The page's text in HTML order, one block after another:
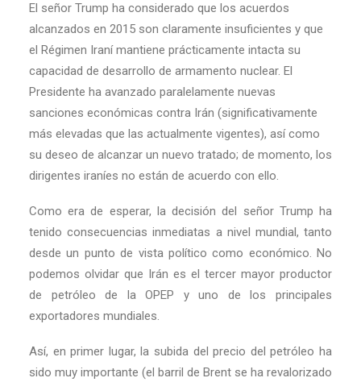
El señor Trump ha considerado que los acuerdos
alcanzados en 2015 son claramente insuficientes y que
el Régimen Iraní mantiene prácticamente intacta su
capacidad de desarrollo de armamento nuclear. El
Presidente ha avanzado paralelamente nuevas
sanciones económicas contra Irán (significativamente
más elevadas que las actualmente vigentes), así como
su deseo de alcanzar un nuevo tratado; de momento, los
dirigentes iraníes no están de acuerdo con ello.
Como era de esperar, la decisión del señor Trump ha
tenido consecuencias inmediatas a nivel mundial, tanto
desde un punto de vista político como económico. No
podemos olvidar que Irán es el tercer mayor productor
de petróleo de la OPEP y uno de los principales
exportadores mundiales.
Así, en primer lugar, la subida del precio del petróleo ha
sido muy importante (el barril de Brent se ha revalorizado